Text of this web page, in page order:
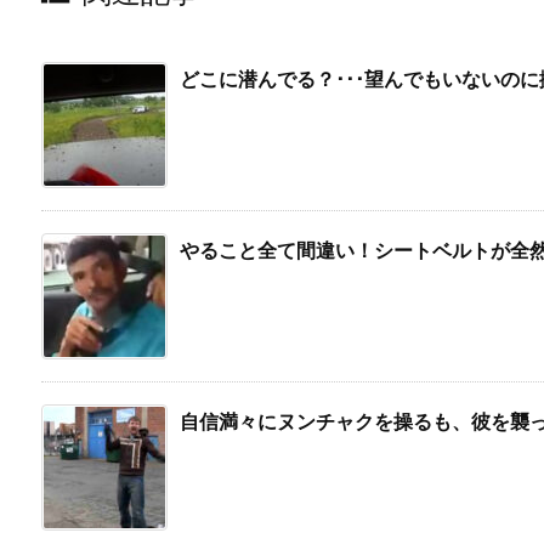
どこに潜んでる？･･･望んでもいないの
やること全て間違い！シートベルトが全
自信満々にヌンチャクを操るも、彼を襲